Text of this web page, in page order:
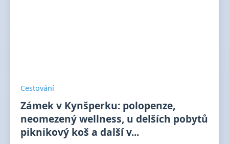
Cestování
Zámek v Kynšperku: polopenze,
neomezený wellness, u delších pobytů
piknikový koš a další v...